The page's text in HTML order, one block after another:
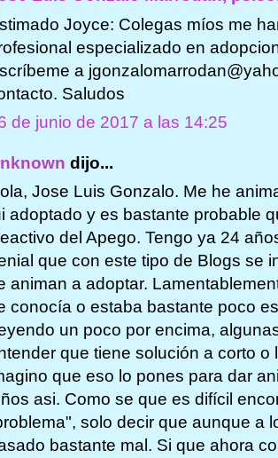
Joyce: Colegas míos me
especializado en
a
Saludos
de junio de 2017 a las 14:25
dijo...
Jose Luis Gonzalo. Me he
adoptado y es bastante probable
del Apego. Tengo ya 24
que con este tipo de Blogs se
animan a adoptar.
conocía o estaba bastante poco
un poco por encima,
que tiene solución a corto o
que eso lo pones para dar
asi. Como se que es difícil
solo decir que aunque a
bastante mal. Si que ahora